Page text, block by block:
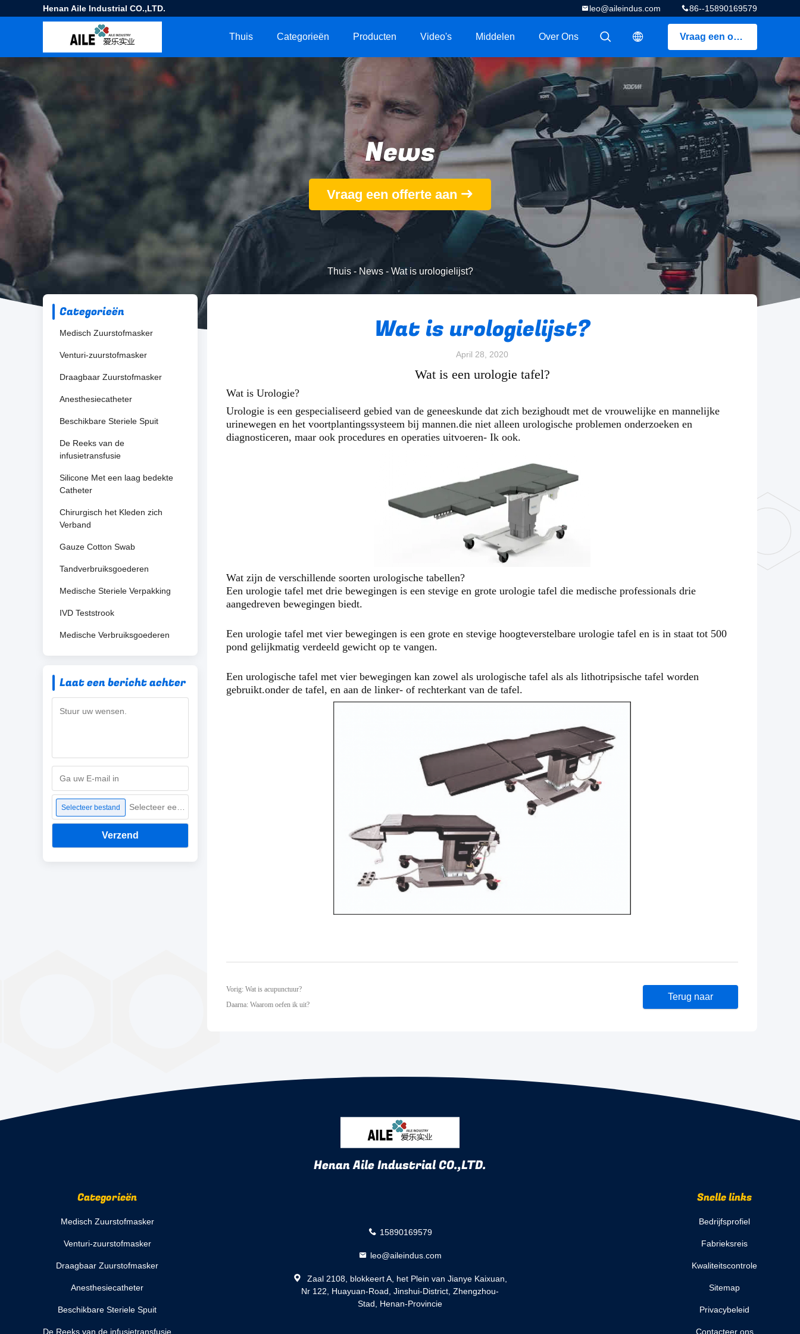
Henan Aile Industrial CO.,LTD. 86--15890169579
leo@aileindus.com
Vraag een offerte aan
描述
描述
Thuis Categorieën Producten Video's Middelen Over Ons
News
Vraag een offerte aan
Thuis- News- Wat is urologielijst?
Categorieën
Medisch Zuurstofmasker
Venturi-zuurstofmasker
Draagbaar Zuurstofmasker
Anesthesiecatheter
Beschikbare Steriele Spuit
De Reeks van de
infusietransfusie
Silicone Met een laag bedekte
Catheter
Chirurgisch het Kleden zich
Verband
Gauze Cotton Swab
Tandverbruiksgoederen
Medische Steriele Verpakking
IVD Teststrook
Medische Verbruiksgoederen
Laat een bericht achter
Selecteer bestand
Verzend
Wat is urologielijst?
April 28, 2020
Wat is een urologie tafel?
Wat is Urologie?
Urologie is een gespecialiseerd gebied van de geneeskunde dat zich bezighoudt met de vrouwelijke en mannelijke
urinewegen en het voortplantingssysteem bij mannen.die niet alleen urologische problemen onderzoeken en
diagnosticeren, maar ook procedures en operaties uitvoeren- Ik ook.
Wat zijn de verschillende soorten urologische tabellen?
Een urologie tafel met drie bewegingen is een stevige en grote urologie tafel die medische professionals drie
aangedreven bewegingen biedt.
Een urologie tafel met vier bewegingen is een grote en stevige hoogteverstelbare urologie tafel en is in staat tot 500
pond gelijkmatig verdeeld gewicht op te vangen.
Een urologische tafel met vier bewegingen kan zowel als urologische tafel als als lithotripsische tafel worden
gebruikt.onder de tafel, en aan de linker- of rechterkant van de tafel.
Vorig: Wat is acupunctuur?
Daarna: Waarom oefen ik uit?
Terug naar
Henan Aile Industrial CO.,LTD.
Categorieën
Medisch Zuurstofmasker
Venturi-zuurstofmasker
Draagbaar Zuurstofmasker
Anesthesiecatheter
Beschikbare Steriele Spuit
De Reeks van de infusietransfusie
15890169579
leo@aileindus.com
Zaal 2108, blokkeert A, het Plein van Jianye Kaixuan,
Nr 122, Huayuan-Road, Jinshui-District, Zhengzhou-
Stad, Henan-Provincie
Snelle links
Bedrijfsprofiel
Fabrieksreis
Kwaliteitscontrole
Sitemap
Privacybeleid
Contacteer ons